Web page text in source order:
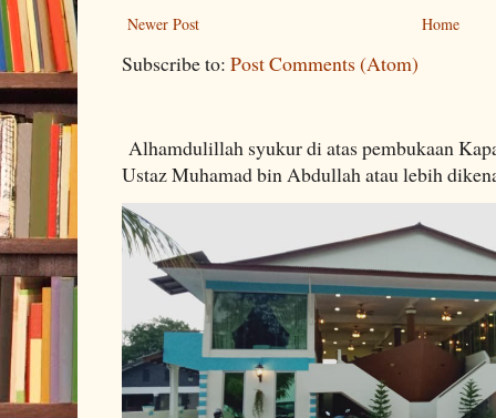
Newer Post Home
Subscribe to: Post Comments (Atom)
Alhamdulillah syukur di atas pembukaan
Ustaz Muhamad bin Abdullah atau lebih